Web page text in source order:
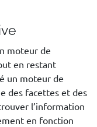
moteur de
en restant
un moteur de
des facettes et des
l’information
en fonction